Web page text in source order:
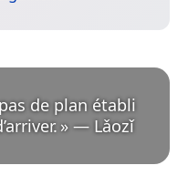
de plan établi
» — Lǎozǐ